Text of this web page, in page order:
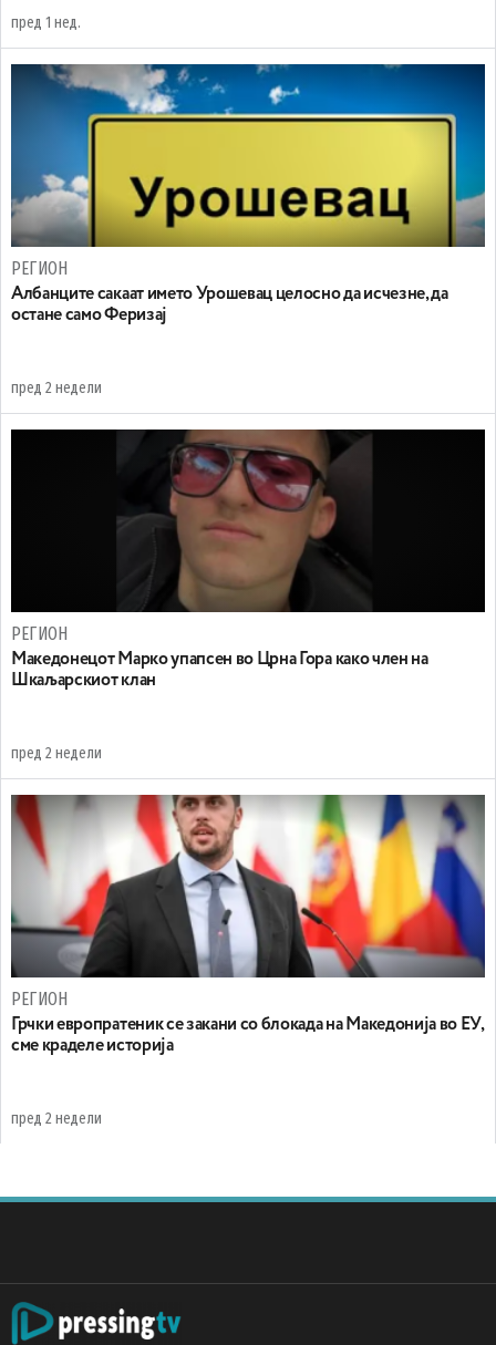
пред 1 нед.
РЕГИОН
Aлбанците сакаат името Урошевац целосно да исчезне, да
остане само Феризај
пред 2 недели
РЕГИОН
Maкедонецот Марко упапсен во Црна Гора како член на
Шкаљарскиот клан
пред 2 недели
РЕГИОН
Грчки европратеник се закани со блокада на Македонија во ЕУ,
сме краделе историја
пред 2 недели